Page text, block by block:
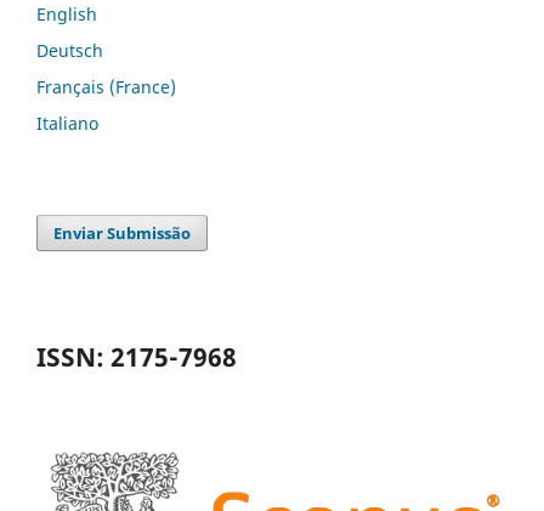
English
Deutsch
Français (France)
Italiano
Enviar Submissão
ISSN: 2175-7968